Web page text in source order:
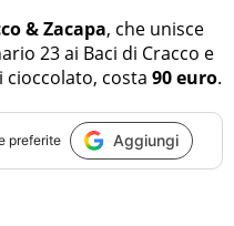
& Zacapa, che unisce
23 ai Baci di Cracco e
cioccolato, costa 90 euro.
preferite Aggiungi